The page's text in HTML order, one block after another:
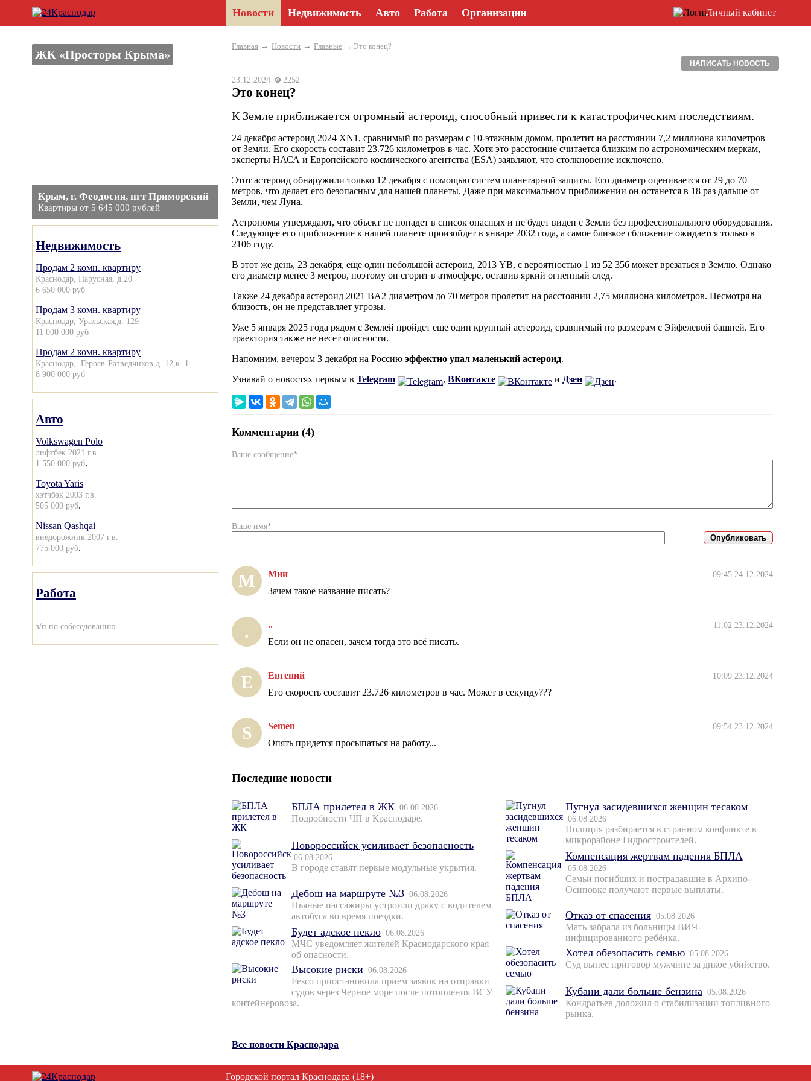
Новости Недвижимость Авто Работа Организации Личный кабинет
ЖК «Просторы Крыма»
Крым, г. Феодосия, пгт Приморский
Квартиры от 5 645 000 рублей
Недвижимость
Продам 2 комн. квартиру
Краснодар, Парусная, д.20
6 650 000 руб
Продам 3 комн. квартиру
Краснодар, Уральская,д. 129
11 000 000 руб
Продам 2 комн. квартиру
Краснодар, Героев-Разведчиков,д. 12,к. 1
8 900 000 руб
Авто
Volkswagen Polo
лифтбек 2021 г.в.
1 550 000 руб.
Toyota Yaris
хэтчбэк 2003 г.в.
505 000 руб.
Nissan Qashqai
внедорожник 2007 г.в.
775 000 руб.
Работа
з/п по собеседованию
Главная → Новости → Главные → Это конец?
НАПИСАТЬ НОВОСТЬ
23.12.2024 2252
Это конец?
К Земле приближается огромный астероид, способный привести к катастрофическим последствиям.
24 декабря астероид 2024 XN1, сравнимый по размерам с 10-этажным домом, пролетит на расстоянии 7,2 миллиона километров
от Земли. Его скорость составит 23.726 километров в час. Хотя это расстояние считается близким по астрономическим меркам,
эксперты НАСА и Европейского космического агентства (ESA) заявляют, что столкновение исключено.
Этот астероид обнаружили только 12 декабря с помощью систем планетарной защиты. Его диаметр оценивается от 29 до 70
метров, что делает его безопасным для нашей планеты. Даже при максимальном приближении он останется в 18 раз дальше от
Земли, чем Луна.
Астрономы утверждают, что объект не попадет в список опасных и не будет виден с Земли без профессионального оборудования.
Следующее его приближение к нашей планете произойдет в январе 2032 года, а самое близкое сближение ожидается только в
2106 году.
В этот же день, 23 декабря, еще один небольшой астероид, 2013 YB, с вероятностью 1 из 52 356 может врезаться в Землю. Однако
его диаметр менее 3 метров, поэтому он сгорит в атмосфере, оставив яркий огненный след.
Также 24 декабря астероид 2021 BA2 диаметром до 70 метров пролетит на расстоянии 2,75 миллиона километров. Несмотря на
близость, он не представляет угрозы.
Уже 5 января 2025 года рядом с Землей пройдет еще один крупный астероид, сравнимый по размерам с Эйфелевой башней. Его
траектория также не несет опасности.
Напомним, вечером 3 декабря на Россию эффектно упал маленький астероид.
Узнавай о новостях первым в Telegram , ВКонтакте и Дзен .
Комментарии (4)
Ваше сообщение*
Ваше имя*
М Мии 09:45 24.12.2024
Зачем такое название писать?
. .. 11:02 23.12.2024
Если он не опасен, зачем тогда это всё писать.
Е Евгений 10:09 23.12.2024
Его скорость составит 23.726 километров в час. Может в секунду???
S Semen 09:54 23.12.2024
Опять придется просыпаться на работу...
Последние новости
БПЛА прилетел в ЖК 06.08.2026
Подробности ЧП в Краснодаре.
Новороссийск усиливает безопасность
06.08.2026
В городе ставят первые модульные укрытия.
Дебош на маршруте №3 06.08.2026
Пьяные пассажиры устроили драку с водителем
автобуса во время поездки.
Будет адское пекло 06.08.2026
МЧС уведомляет жителей Краснодарского края
об опасности.
Высокие риски 06.08.2026
Fesco приостановила прием заявок на отправки
судов через Черное море после потопления ВСУ
контейнеровоза.
Пугнул засидевшихся женщин тесаком
06.08.2026
Полиция разбирается в странном конфликте в
микрорайоне Гидростроителей.
Компенсация жертвам падения БПЛА
05.08.2026
Семьи погибших и пострадавшие в Архипо-
Осиповке получают первые выплаты.
Отказ от спасения 05.08.2026
Мать забрала из больницы ВИЧ-
инфицированного ребёнка.
Хотел обезопасить семью 05.08.2026
Суд вынес приговор мужчине за дикое убийство.
Кубани дали больше бензина 05.08.2026
Кондратьев доложил о стабилизации топливного
рынка.
Все новости Краснодара
Городской портал Краснодара (18+)